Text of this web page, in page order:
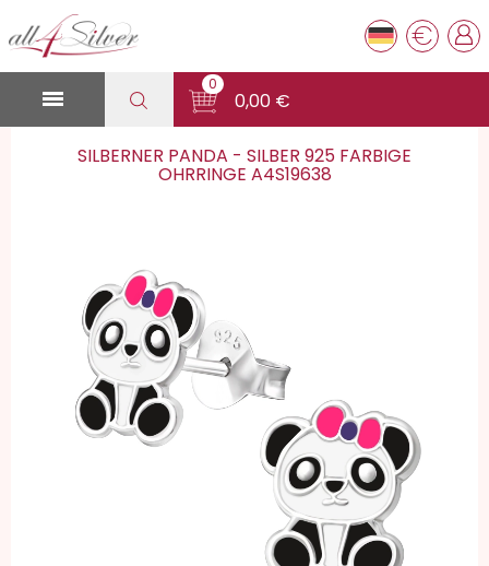
€

0
0,00 €
SILBERNER PANDA - SILBER 925 FARBIGE
OHRRINGE A4S19638